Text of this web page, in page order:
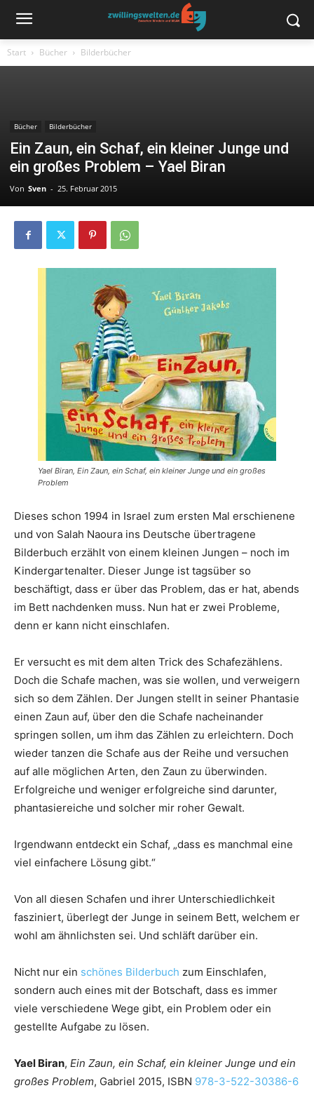
Start Bücher Bilderbücher
Bücher Bilderbücher
Ein Zaun, ein Schaf, ein kleiner Junge und
ein großes Problem – Yael Biran
Von Sven - 25. Februar 2015
Yael Biran, Ein Zaun, ein Schaf, ein kleiner Junge und ein großes
Problem
Dieses schon 1994 in Israel zum ersten Mal erschienene
und von Salah Naoura ins Deutsche übertragene
Bilderbuch erzählt von einem kleinen Jungen – noch im
Kindergartenalter. Dieser Junge ist tagsüber so
beschäftigt, dass er über das Problem, das er hat, abends
im Bett nachdenken muss. Nun hat er zwei Probleme,
denn er kann nicht einschlafen.
Er versucht es mit dem alten Trick des Schafezählens.
Doch die Schafe machen, was sie wollen, und verweigern
sich so dem Zählen. Der Jungen stellt in seiner Phantasie
einen Zaun auf, über den die Schafe nacheinander
springen sollen, um ihm das Zählen zu erleichtern. Doch
wieder tanzen die Schafe aus der Reihe und versuchen
auf alle möglichen Arten, den Zaun zu überwinden.
Erfolgreiche und weniger erfolgreiche sind darunter,
phantasiereiche und solcher mir roher Gewalt.
Irgendwann entdeckt ein Schaf, „dass es manchmal eine
viel einfachere Lösung gibt.“
Von all diesen Schafen und ihrer Unterschiedlichkeit
fasziniert, überlegt der Junge in seinem Bett, welchem er
wohl am ähnlichsten sei. Und schläft darüber ein.
Nicht nur ein schönes Bilderbuch zum Einschlafen,
sondern auch eines mit der Botschaft, dass es immer
viele verschiedene Wege gibt, ein Problem oder ein
gestellte Aufgabe zu lösen.
Yael Biran, Ein Zaun, ein Schaf, ein kleiner Junge und ein
großes Problem, Gabriel 2015, ISBN 978-3-522-30386-6